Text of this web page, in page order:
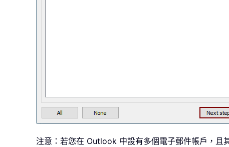
注意：若您在 Outlook 中設有多個電子郵件帳戶，且